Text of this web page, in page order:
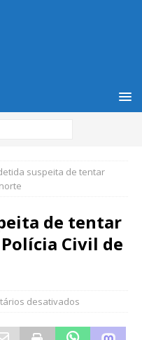
suspeita de tentar
de tentar
Civil de
desativados